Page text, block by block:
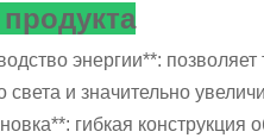
энергии**:
света и значительно
гибкая